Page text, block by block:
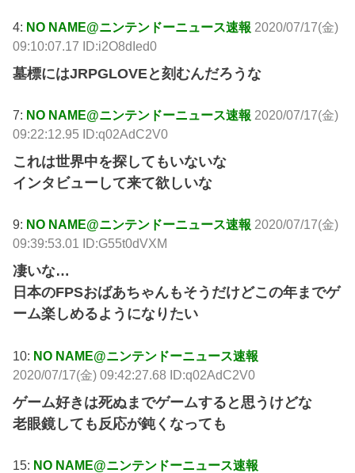
4: NO NAME@ニンテンドーニュース速報 2020/07/17(金)
09:10:07.17 ID:i2O8dIed0
墓標にはJRPGLOVEと刻むんだろうな
7: NO NAME@ニンテンドーニュース速報 2020/07/17(金)
09:22:12.95 ID:q02AdC2V0
これは世界中を探してもいないな
インタビューして来て欲しいな
9: NO NAME@ニンテンドーニュース速報 2020/07/17(金)
09:39:53.01 ID:G55t0dVXM
凄いな…
日本のFPSおばあちゃんもそうだけどこの年までゲ
ーム楽しめるようになりたい
10: NO NAME@ニンテンドーニュース速報
2020/07/17(金) 09:42:27.68 ID:q02AdC2V0
ゲーム好きは死ぬまでゲームすると思うけどな
老眼鏡しても反応が鈍くなっても
15: NO NAME@ニンテンドーニュース速報